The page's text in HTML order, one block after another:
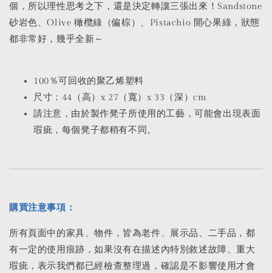
個，所以理性思考之下，還是決定轉讓三張出來！Sandstone
砂岩色、Olive 橄欖綠（偏棕）、Pistachio 開心果綠，狀態
都非常好，幾乎全新～
100％可回收的聚乙烯塑料
尺寸：44（高）x 27（寬）x 33（深）cm
請注意，由於製作凳子所使用的工藝，可能會出現表面
瑕疵，每個凳子都稍有不同。
購買注意事項：
所有頁面中的家具、物件，皆為老件、展示品、二手品，都
有一定的使用痕跡，如果沒有在描述內特別敘述故障、重大
瑕疵，表示我們都已經檢查整理過，確認是不影響使用才會